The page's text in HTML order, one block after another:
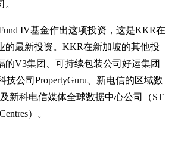
IV基金作出这项投资，这是KKR在
的最新投资。KKR在新加坡的其他投
的V3集团、可持续包装公司好运集团
技公司PropertyGuru、新电信的区域数
新科电信媒体全球数据中心公司（ST
）。